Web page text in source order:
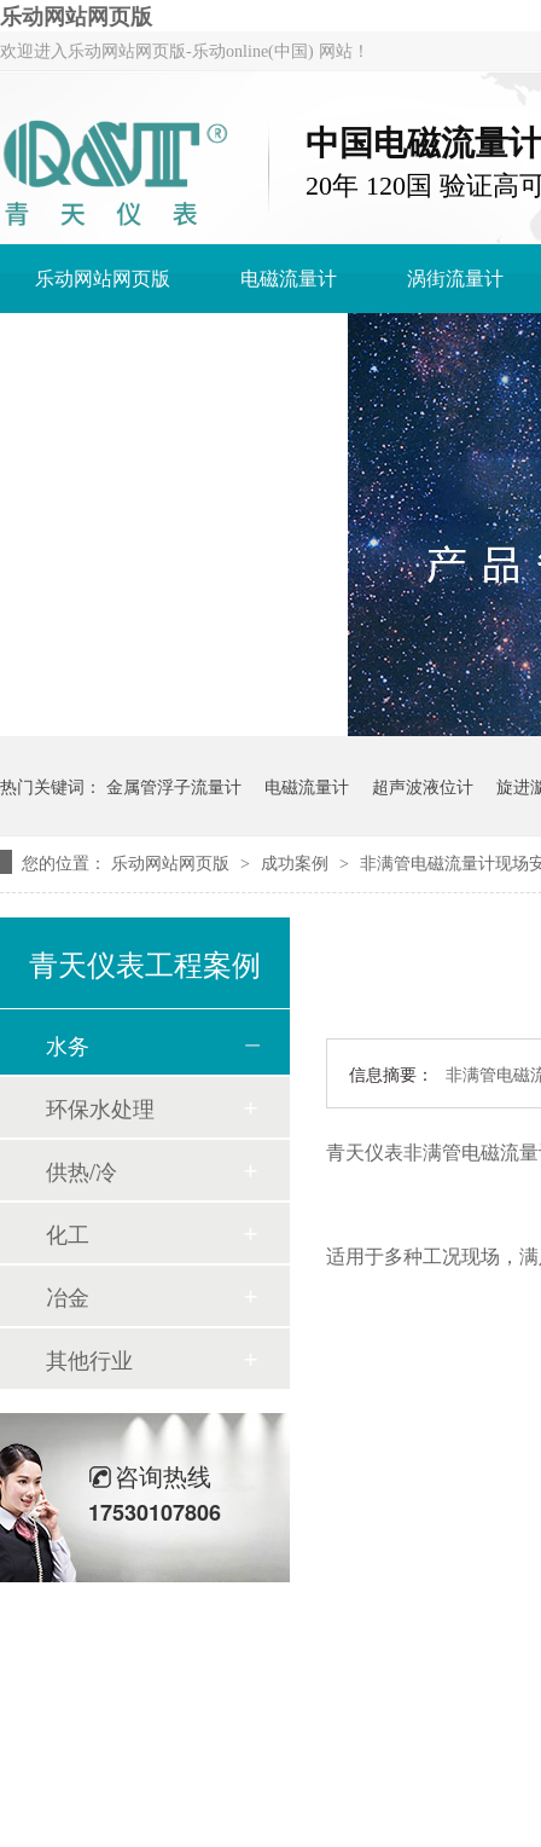
乐动网站网页版
欢迎进入乐动网站网页版-乐动online(中国) 网站！
中国电磁流量
20年 120国 验证高
乐动网站网页版 电磁流量计 涡街流量计
热门关键词： 金属管浮子流量计 电磁流量计 超声波液位计 旋进
您的位置： 乐动网站网页版 > 成功案例 > 非满管电磁流量计现场
信息摘要： 非满管电磁
青天仪表非满管电磁流
适用于多种工况现场，
青天仪表工程案例
水务
环保水处理
供热/冷
化工
冶金
其他行业
咨询热线
17530107806